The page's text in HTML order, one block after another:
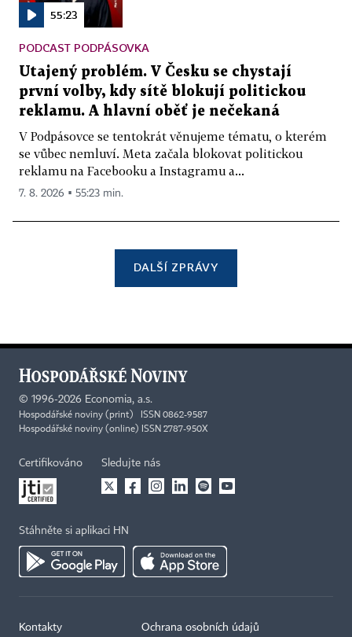
55:23
PODCAST PODPÁSOVKA
Utajený problém. V Česku se chystají
první volby, kdy sítě blokují politickou
reklamu. A hlavní oběť je nečekaná
V Podpásovce se tentokrát věnujeme tématu, o kterém
se vůbec nemluví. Meta začala blokovat politickou
reklamu na Facebooku a Instagramu a...
7. 8. 2026 ▪ 55:23 min.
DALŠÍ ZPRÁVY
© 1996-2026 Economia, a.s.
Hospodářské noviny (print) ISSN 0862-9587
Hospodářské noviny (online) ISSN 2787-950X
Certifikováno Sledujte nás
Stáhněte si aplikaci HN
Kontakty Ochrana osobních údajů